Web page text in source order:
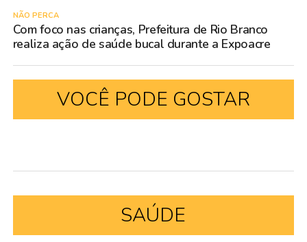
NÃO PERCA
Com foco nas crianças, Prefeitura de Rio Branco
realiza ação de saúde bucal durante a Expoacre
VOCÊ PODE GOSTAR
SAÚDE